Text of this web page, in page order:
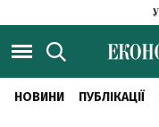
НОВИНИ ПУБЛІКАЦІЇ